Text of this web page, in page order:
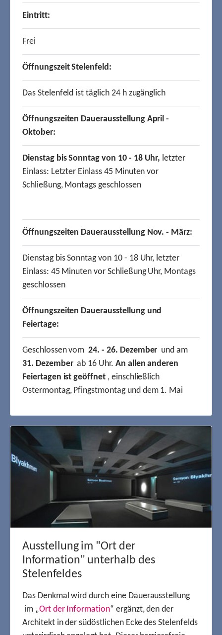
Ausstellung im "Ort der
Information" unterhalb des
Stelenfeldes
Das Denkmal wird durch eine Dauerausstellung
im „Ort der Information“ ergänzt, den der
Architekt in der südöstlichen Ecke des Stelenfelds
Eintritt:
Frei
Öffnungszeit Stelenfeld:
Das Stelenfeld ist täglich 24 h zugänglich
Öffnungszeiten Dauerausstellung April -
Oktober:
Dienstag bis Sonntag von 10 - 18 Uhr, letzter
Einlass: Letzter Einlass 45 Minuten vor
Schließung, Montags geschlossen
Öffnungszeiten Dauerausstellung Nov. - März:
Dienstag bis Sonntag von 10 - 18 Uhr, letzter
Einlass: 45 Minuten vor Schließung Uhr, Montags
geschlossen
Öffnungszeiten Dauerausstellung und
Feiertage:
Geschlossen vom24. - 26. Dezember und am
31. Dezemberab 16 Uhr. An allen anderen
Feiertagen ist geöffnet, einschließlich
Ostermontag, Pfingstmontag und dem 1. Mai